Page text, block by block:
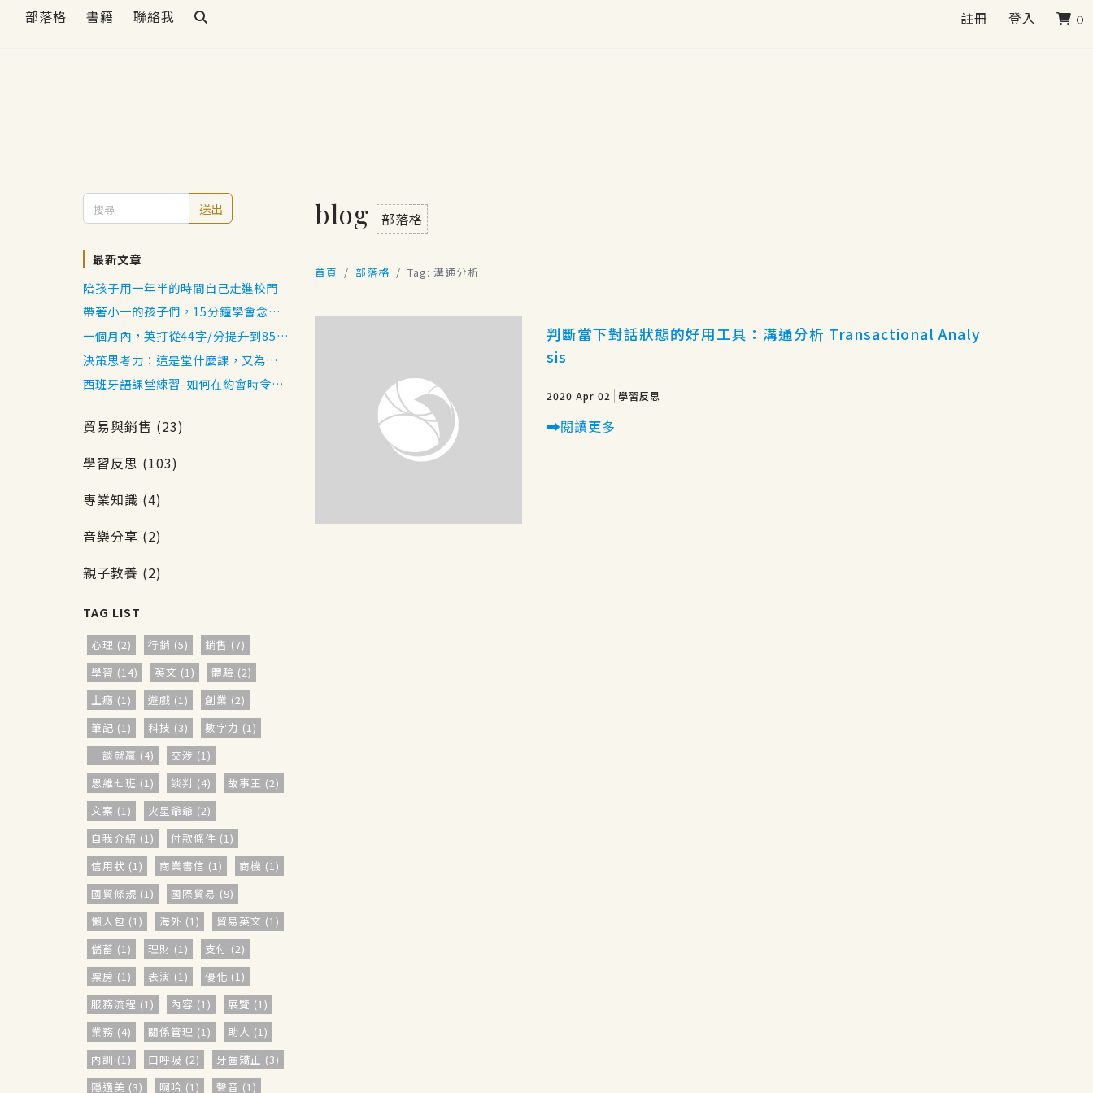
註冊 登入 0
部落格 書籍 聯絡我
送出
最新文章
陪孩子用一年半的時間自己走進校門
帶著小一的孩子們，15分鐘學會念出
日語五十音
一個月內，英打從44字/分提升到85
字/分
決策思考力：這是堂什麼課，又為我帶
來了什麼樣的收穫
西班牙語課堂練習-如何在約會時令對
貿易與銷售 (23)
學習反思 (103)
專業知識 (4)
音樂分享 (2)
親子教養 (2)
心理 (2) 行銷 (5)
銷售 (7)
學習 (14)
英文 (1)
體驗 (2)
上癮 (1)
遊戲 (1)
創業 (2)
筆記 (1)
科技 (3)
數字力 (1)
一談就贏 (4)
交涉 (1)
思維七班 (1)
談判 (4)
故事王 (2)
文案 (1)
火星爺爺 (2)
自我介紹 (1)
付款條件 (1)
信用狀 (1)
商業書信 (1)
商機 (1)
國貿條規 (1)
國際貿易 (9)
懶人包 (1)
海外 (1)
貿易英文 (1)
儲蓄 (1)
理財 (1)
支付 (2)
票房 (1)
表演 (1)
優化 (1)
服務流程 (1)
內容 (1)
展覽 (1)
業務 (4)
關係管理 (1)
助人 (1)
內訓 (1)
口呼吸 (2)
牙齒矯正 (3)
隱適美 (3)
啊哈 (1) 聲音 (1)
blog 部落格
首頁 部落格 Tag: 溝通分析
判斷當下對話狀態的好用工具：溝通分析 Transactional Analy
sis
2020 Apr 02 學習反思
閱讀更多